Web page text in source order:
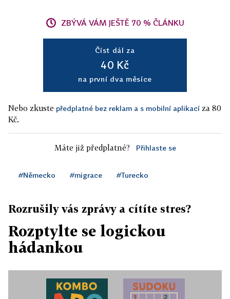
ZBÝVÁ VÁM JEŠTĚ 70 % ČLÁNKU
Číst dál za
40 Kč
na první dva měsíce
Nebo zkuste předplatné bez reklam a s mobilní aplikací za 80
Kč.
Máte již předplatné? Přihlaste se
#Německo #migrace #Turecko
Rozrušily vás zprávy a cítíte stres?
Rozptylte se logickou
hádankou